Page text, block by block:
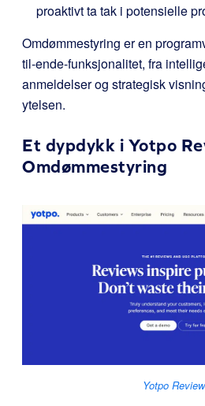
proaktivt ta tak i potensielle
Omdømmestyring er en
til-ende-funksjonalitet, fra
anmeldelser og strategisk
ytelsen.
Et dypdykk i Yotpo
Omdømmestyring
Yotpo